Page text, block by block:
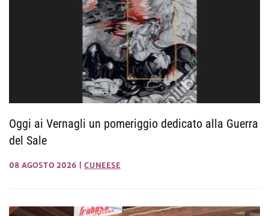
Oggi ai Vernagli un pomeriggio dedicato alla Guerra
del Sale
08 AGOSTO 2026 CUNEESE